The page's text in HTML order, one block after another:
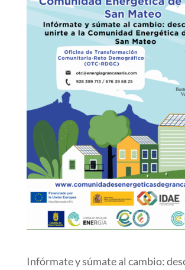
Infórmate y súmate al cambio: